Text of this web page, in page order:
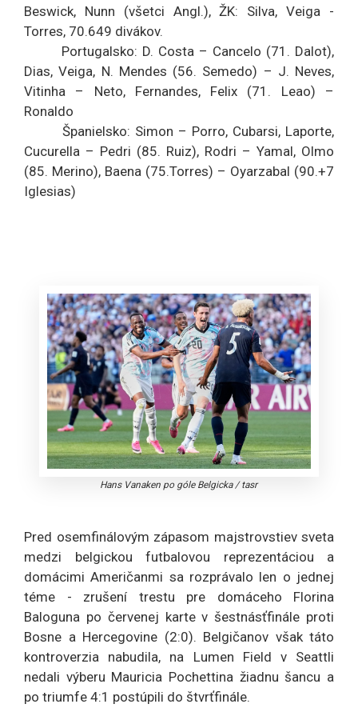
Beswick, Nunn (všetci Angl.), ŽK: Silva, Veiga -
Torres, 70.649 divákov.
Portugalsko: D. Costa – Cancelo (71. Dalot),
Dias, Veiga, N. Mendes (56. Semedo) – J. Neves,
Vitinha – Neto, Fernandes, Felix (71. Leao) –
Ronaldo
Španielsko: Simon – Porro, Cubarsi, Laporte,
Cucurella – Pedri (85. Ruiz), Rodri – Yamal, Olmo
(85. Merino), Baena (75.Torres) – Oyarzabal (90.+7
Iglesias)
Hans Vanaken po góle Belgicka/tasr
Pred osemfinálovým zápasom majstrovstiev sveta
medzi belgickou futbalovou reprezentáciou a
domácimi Američanmi sa rozprávalo len o jednej
téme - zrušení trestu pre domáceho Florina
Baloguna po červenej karte v šestnásťfinále proti
Bosne a Hercegovine (2:0). Belgičanov však táto
kontroverzia nabudila, na Lumen Field v Seattli
nedali výberu Mauricia Pochettina žiadnu šancu a
po triumfe 4:1 postúpili do štvrťfinále.